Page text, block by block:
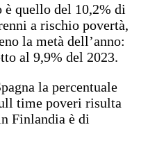
quello del 10,2% di
a rischio povertà,
la metà dell’anno:
al 9,9% del 2023.
la percentuale
time poveri risulta
Finlandia è di